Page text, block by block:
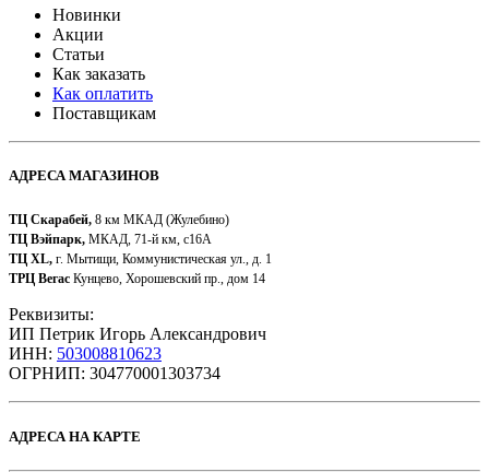
Новинки
Акции
Статьи
Как заказать
Как оплатить
Поставщикам
АДРЕСА МАГАЗИНОВ
ТЦ Скарабей, 8 км МКАД (Жулебино)
ТЦ Вэйпарк, МКАД, 71-й км, с16А
ТЦ XL, г. Мытищи, Коммунистическая ул., д. 1
ТРЦ Вегас Кунцево, Хорошевский пр., дом 14
Реквизиты:
ИП Петрик Игорь Александрович
ИНН: 503008810623
ОГРНИП: 304770001303734​
АДРЕСА НА КАРТЕ